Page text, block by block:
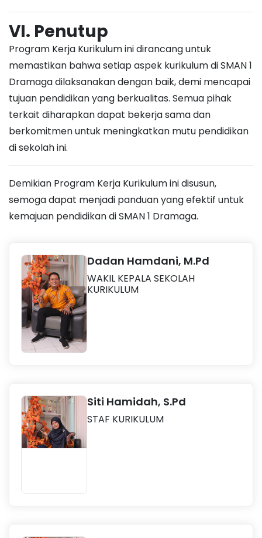
VI. Penutup
Program Kerja Kurikulum ini dirancang untuk
memastikan bahwa setiap aspek kurikulum di SMAN 1
Dramaga dilaksanakan dengan baik, demi mencapai
tujuan pendidikan yang berkualitas. Semua pihak
terkait diharapkan dapat bekerja sama dan
berkomitmen untuk meningkatkan mutu pendidikan
di sekolah ini.
Demikian Program Kerja Kurikulum ini disusun,
semoga dapat menjadi panduan yang efektif untuk
kemajuan pendidikan di SMAN 1 Dramaga.
Dadan Hamdani, M.Pd
WAKIL KEPALA SEKOLAH
KURIKULUM
Siti Hamidah, S.Pd
STAF KURIKULUM